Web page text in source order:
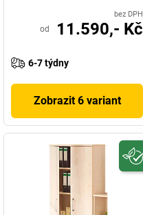
bez DPH
od 11.590,- Kč
6-7 týdny
Zobrazit 6 variant